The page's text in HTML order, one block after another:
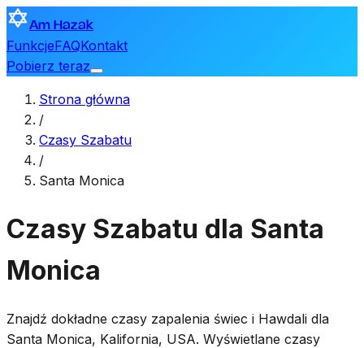
Am Hazak
FunkcjeFAQKontakt
Pobierz teraz
Strona główna
/
Czasy Szabatu
/
Santa Monica
Czasy Szabatu dla Santa
Monica
Znajdź dokładne czasy zapalenia świec i Hawdali dla
Santa Monica, Kalifornia, USA. Wyświetlane czasy